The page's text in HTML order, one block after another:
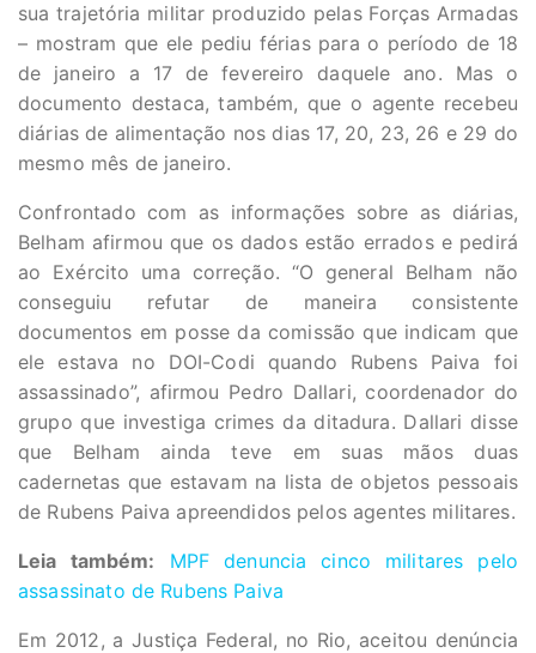
sua trajetória militar produzido pelas Forças Armadas
– mostram que ele pediu férias para o período de 18
de janeiro a 17 de fevereiro daquele ano. Mas o
documento destaca, também, que o agente recebeu
diárias de alimentação nos dias 17, 20, 23, 26 e 29 do
mesmo mês de janeiro.
Confrontado com as informações sobre as diárias,
Belham afirmou que os dados estão errados e pedirá
ao Exército uma correção. “O general Belham não
conseguiu refutar de maneira consistente
documentos em posse da comissão que indicam que
ele estava no DOI-Codi quando Rubens Paiva foi
assassinado”, afirmou Pedro Dallari, coordenador do
grupo que investiga crimes da ditadura. Dallari disse
que Belham ainda teve em suas mãos duas
cadernetas que estavam na lista de objetos pessoais
de Rubens Paiva apreendidos pelos agentes militares.
Leia também:
MPF denuncia cinco militares pelo
assassinato de Rubens Paiva
Em 2012, a Justiça Federal, no Rio, aceitou denúncia